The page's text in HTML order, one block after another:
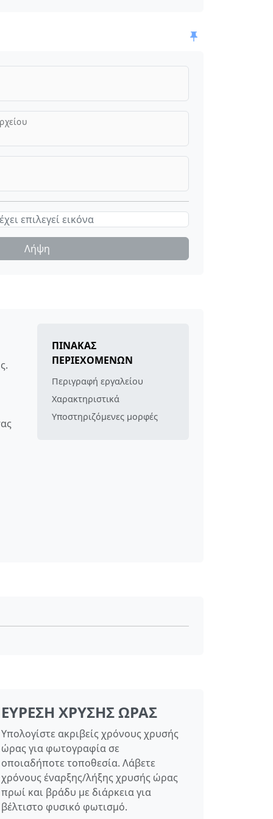
επιλεγεί εικόνα
Λήψη
ΠΊΝΑΚΑΣ
ΠΕΡΙΕΧΟΜΈΝΩΝ
Περιγραφή εργαλείου
Χαρακτηριστικά
Υποστηριζόμενες μορφές
ΕΎΡΕΣΗ ΧΡΥΣΉΣ ΏΡΑΣ
Υπολογίστε ακριβείς χρόνους χρυσής
ώρας για φωτογραφία σε
οποιαδήποτε τοποθεσία. Λάβετε
χρόνους έναρξης/λήξης χρυσής ώρας
πρωί και βράδυ με διάρκεια για
βέλτιστο φυσικό φωτισμό.